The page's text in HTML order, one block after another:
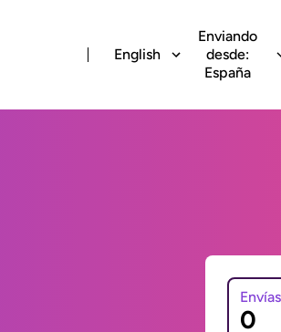
English
Enviando
desde:
España
Envías